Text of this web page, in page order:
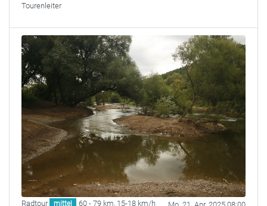
Tourenleiter
Radtour mittel 60 - 79 km, 15-18 km/h